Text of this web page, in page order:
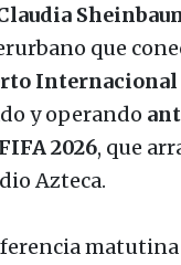
que
Internacional
y operando
2026, que
Azteca.
matutina